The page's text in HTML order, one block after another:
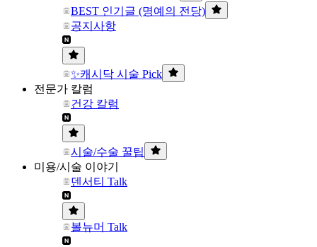
BEST 인기글 (명예의 전당)
공지사항
✨캐시닥 시술 Pick
전문가 칼럼
건강 칼럼
시술/수술 꿀팁
미용/시술 이야기
덴서티 Talk
볼뉴머 Talk